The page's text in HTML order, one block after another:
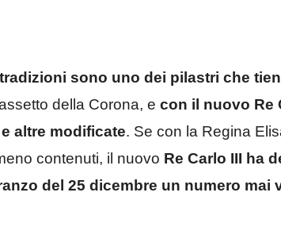
sono uno dei pilastri che
della Corona, e con il nuovo Re
altre modificate. Se con la Regina
contenuti, il nuovo Re Carlo III ha
del 25 dicembre un numero mai